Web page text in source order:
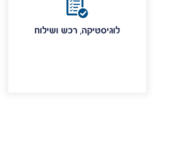
לוגיסטיקה, רכש ושילוח